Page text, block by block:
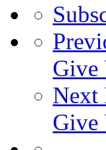
Give
Next
Give